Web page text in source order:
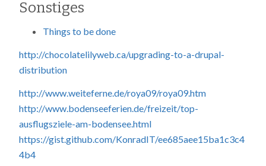
Sonstiges
Things to be done
http://chocolatelilyweb.ca/upgrading-to-a-drupal-
distribution
http://www.weiteferne.de/roya09/roya09.htm
http://www.bodenseeferien.de/freizeit/top-
ausflugsziele-am-bodensee.html
https://gist.github.com/KonradIT/ee685aee15ba1c3c4
4b4